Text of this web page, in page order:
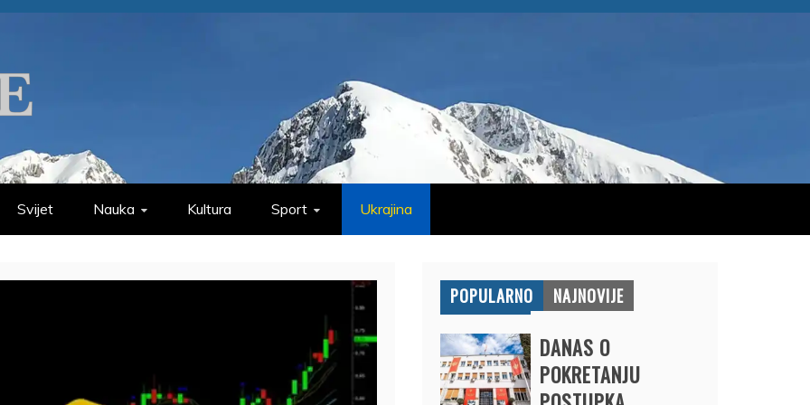
Svijet Nauka Kultura Sport Ukrajina
POPULARNO NAJNOVIJE
DANAS O
POKRETANJU